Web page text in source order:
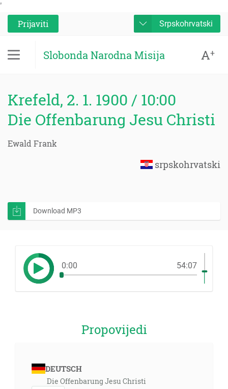
'
Prijaviti
Srpskohrvatski
Slobonda Narodna Misija A+
Krefeld, 2. 1. 1900 / 10:00
Die Offenbarung Jesu Christi
Ewald Frank
srpskohrvatski
Download MP3
0:00 54:07
Propovijedi
DEUTSCH
Die Offenbarung Jesu Christi